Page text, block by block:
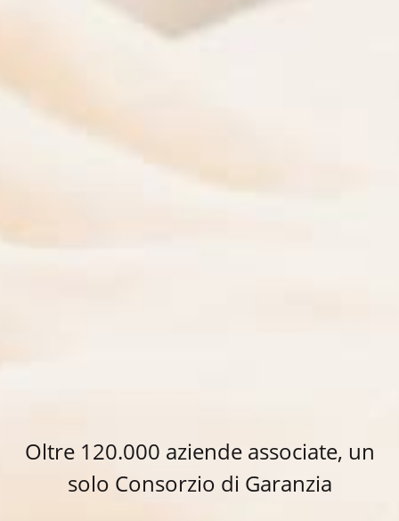
Oltre 120.000 aziende associate, un
solo Consorzio di Garanzia